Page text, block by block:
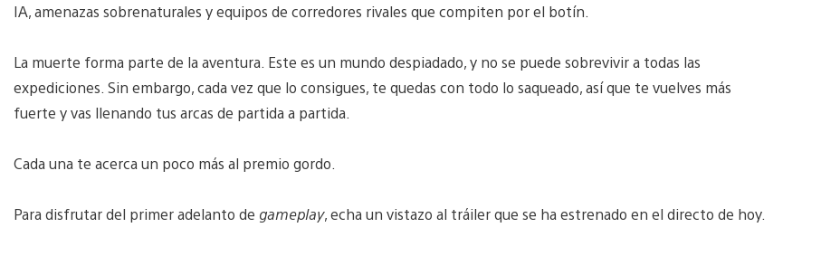
IA, amenazas sobrenaturales y equipos de corredores rivales que compiten por el botín.
La muerte forma parte de la aventura. Este es un mundo despiadado, y no se puede sobrevivir a todas las
expediciones. Sin embargo, cada vez que lo consigues, te quedas con todo lo saqueado, así que te vuelves más
fuerte y vas llenando tus arcas de partida a partida.
Cada una te acerca un poco más al premio gordo.
Para disfrutar del primer adelanto de gameplay, echa un vistazo al tráiler que se ha estrenado en el directo de hoy.